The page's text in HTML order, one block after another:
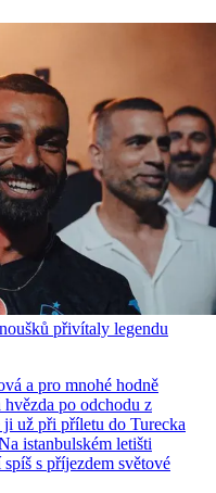
přivítaly legendu
a pro mnohé hodně
po odchodu z
už při příletu do Turecka
istanbulském letišti
s příjezdem světové